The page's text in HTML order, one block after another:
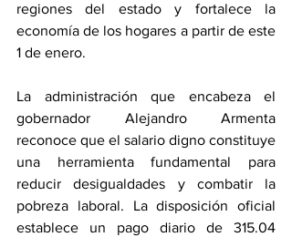
regiones del estado y fortalece la
economía de los hogares a partir de este
1 de enero.
La administración que encabeza el
gobernador Alejandro Armenta
reconoce que el salario digno constituye
una herramienta fundamental para
reducir desigualdades y combatir la
pobreza laboral. La disposición oficial
establece un pago diario de 315.04